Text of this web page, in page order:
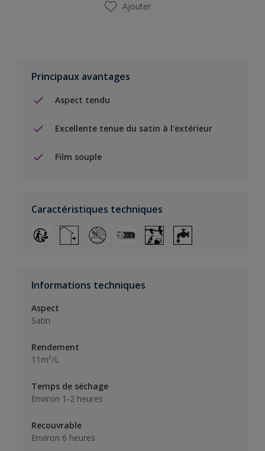
Ajouter
Principaux avantages
Aspect tendu
Excellente tenue du satin à l'extérieur
Film souple
Caractéristiques techniques
Informations techniques
Aspect
Satin
Rendement
11m²/L
Temps de séchage
Environ 1-2 heures
Recouvrable
Environ 6 heures